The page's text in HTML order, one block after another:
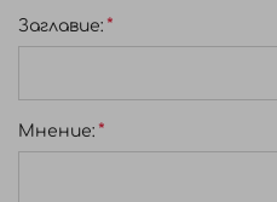
Заглавиe:
Мнение: